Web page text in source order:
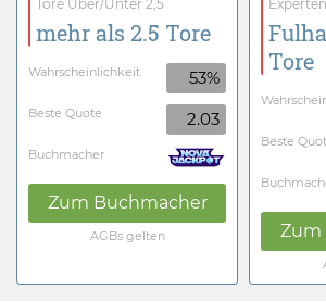
Tore Über/Unter 2,5
mehr als 2.5 Tore
Wahrscheinlichkeit 53%
Beste Quote 2.03
Buchmacher
Zum Buchmacher
AGBs gelten
Tore
Beste
Zum